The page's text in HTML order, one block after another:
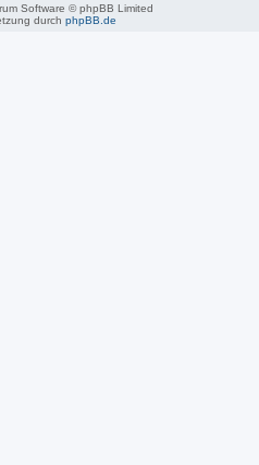
Software © phpBB Limited
durch phpBB.de